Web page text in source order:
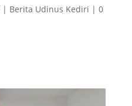
| Berita Udinus Kediri | 0